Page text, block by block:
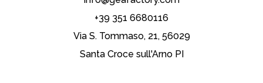
+39 351 6680116
Via S. Tommaso, 21, 56029
Santa Croce sull'Arno PI